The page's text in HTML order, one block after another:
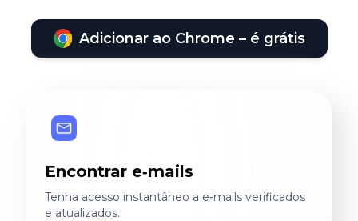
Adicionar ao Chrome – é grátis
Encontrar e‑mails
Tenha acesso instantâneo a e‑mails verificados
e atualizados.